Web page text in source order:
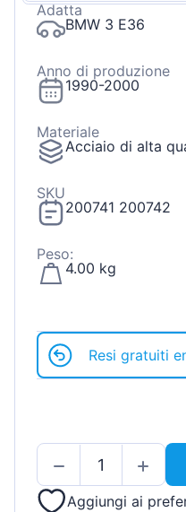
Adatta
BMW 3 E36
Anno di produzione
1990-2000
Materiale
Acciaio di alta
SKU
200741 200742
Peso:
4.00 kg
Resi gratuiti
Aggiungi ai